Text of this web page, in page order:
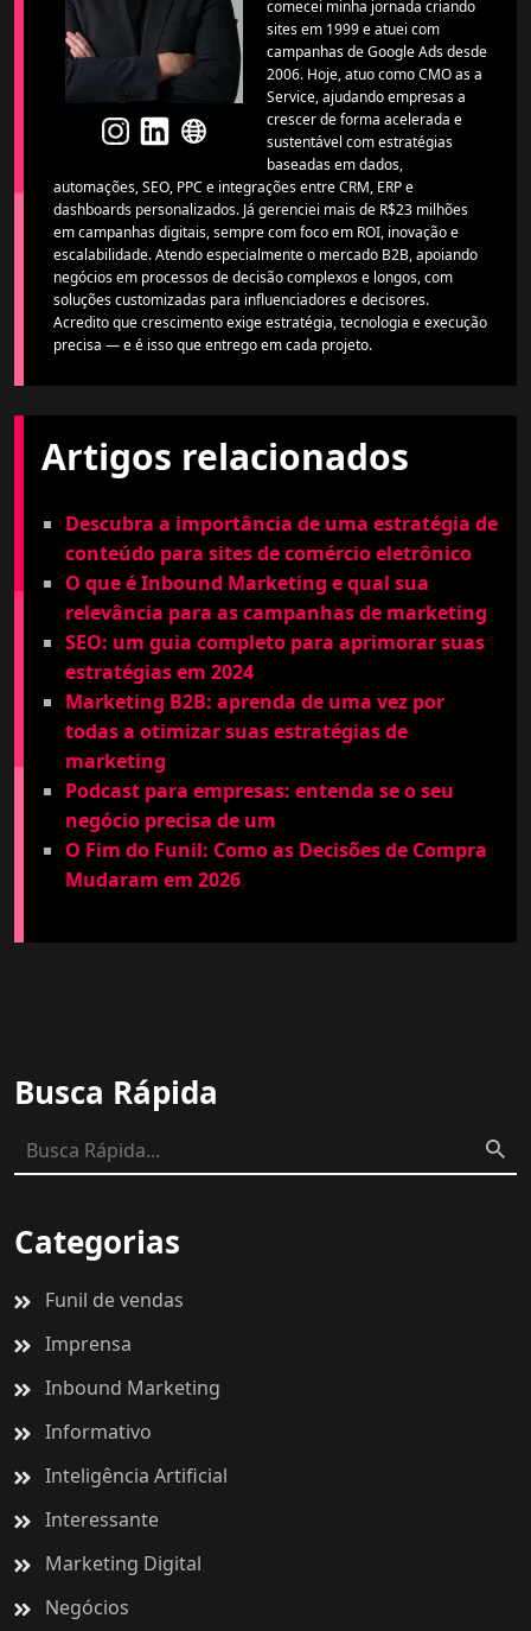
comecei minha jornada criando
sites em 1999 e atuei com
campanhas de Google Ads desde
2006. Hoje, atuo como CMO as a
Service, ajudando empresas a
crescer de forma acelerada e
sustentável com estratégias
baseadas em dados,
automações, SEO, PPC e integrações entre CRM, ERP e
dashboards personalizados. Já gerenciei mais de R$23 milhões
em campanhas digitais, sempre com foco em ROI, inovação e
escalabilidade. Atendo especialmente o mercado B2B, apoiando
negócios em processos de decisão complexos e longos, com
soluções customizadas para influenciadores e decisores.
Acredito que crescimento exige estratégia, tecnologia e execução
precisa — e é isso que entrego em cada projeto.
Artigos relacionados
Descubra a importância de uma estratégia de
conteúdo para sites de comércio eletrônico
O que é Inbound Marketing e qual sua
relevância para as campanhas de marketing
SEO: um guia completo para aprimorar suas
estratégias em 2024
Marketing B2B: aprenda de uma vez por
todas a otimizar suas estratégias de
marketing
Podcast para empresas: entenda se o seu
negócio precisa de um
O Fim do Funil: Como as Decisões de Compra
Mudaram em 2026
Busca Rápida
Categorias
Funil de vendas
Imprensa
Inbound Marketing
Informativo
Inteligência Artificial
Interessante
Marketing Digital
Negócios